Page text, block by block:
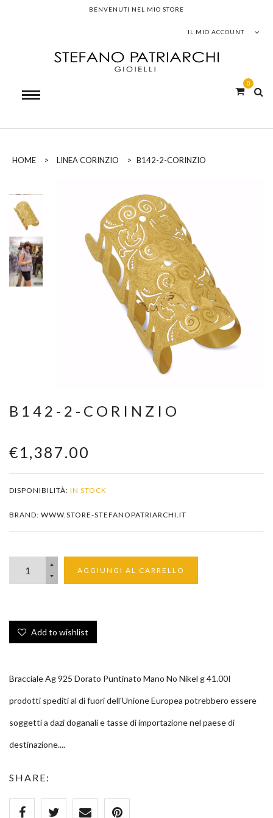
BENVENUTI NEL MIO STORE
IL MIO ACCOUNT
0
HOME > LINEA CORINZIO > B142-2-CORINZIO
B142-2-CORINZIO
€1,387.00
DISPONIBILITÀ: IN STOCK
BRAND: WWW.STORE-STEFANOPATRIARCHI.IT
AGGIUNGI AL CARRELLO
Add to wishlist
Bracciale Ag 925 Dorato Puntinato Mano No Nikel g 41.00I
prodotti spediti al di fuori dell'Unione Europea potrebbero essere
soggetti a dazi doganali e tasse di importazione nel paese di
destinazione....
SHARE: